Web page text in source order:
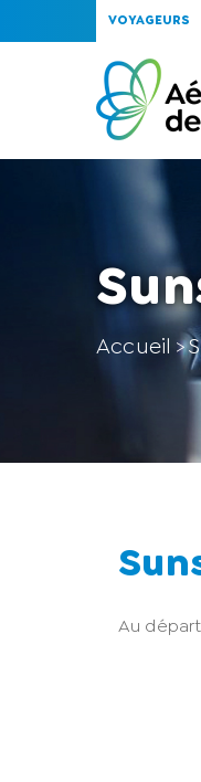
VOYAGEURS
Accueil >
Au